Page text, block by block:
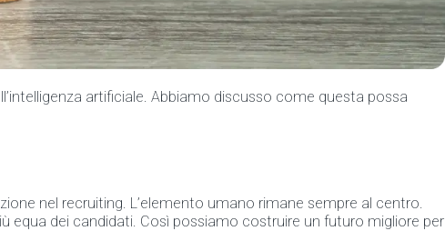
artificiale. Abbiamo discusso come questa possa
nel recruiting. L’elemento umano rimane sempre al centro.
equa dei candidati. Così possiamo costruire un futuro migliore per